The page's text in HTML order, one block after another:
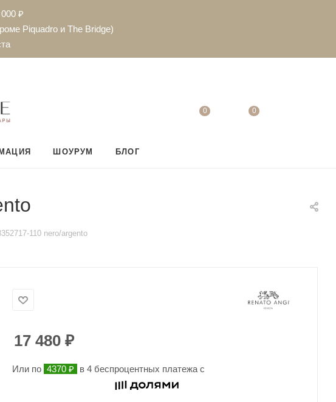
₽
Piquadro и The Bridge)
0 0
ШОУРУМ БЛОГ
110 nero/argento
17 480₽
Или по 4370 ₽ в 4 беспроцентных платежа с